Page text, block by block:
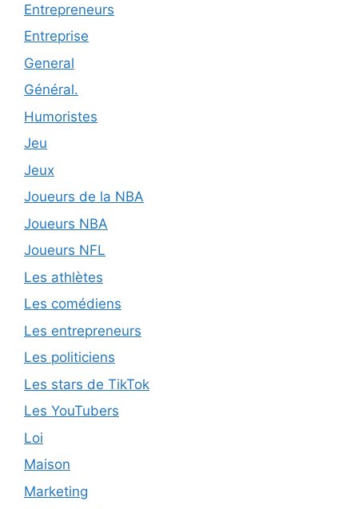
Entrepreneurs
Entreprise
General
Général.
Humoristes
Jeu
Jeux
Joueurs de la NBA
Joueurs NBA
Joueurs NFL
Les athlètes
Les comédiens
Les entrepreneurs
Les politiciens
Les stars de TikTok
Les YouTubers
Loi
Maison
Marketing